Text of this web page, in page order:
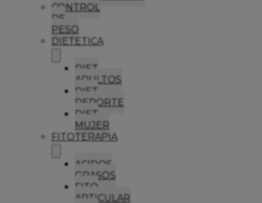
CONTROL
DE
PESO
DIETETICA
DIET
ADULTOS
DIET
DEPORTE
DIET
MUJER
FITOTERAPIA
ACIDOS
GRASOS
FITO
ARTICULAR